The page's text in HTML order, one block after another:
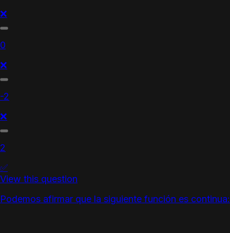
❌
0
❌
-2
❌
2
✅
View this question
Podemos afirmar que la siguiente función es continua: